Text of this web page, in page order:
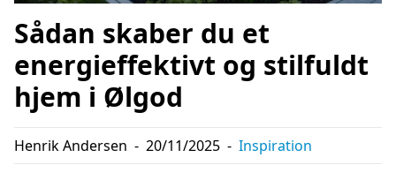
Sådan skaber du et
energieffektivt og stilfuldt
hjem i Ølgod
Henrik Andersen - 20/11/2025 - Inspiration